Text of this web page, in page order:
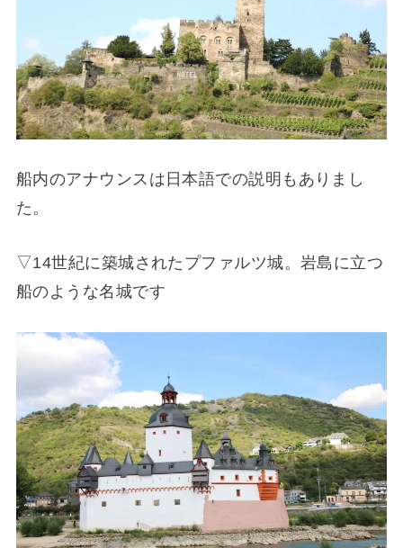
船内のアナウンスは日本語での説明もありまし
た。
▽14世紀に築城されたプファルツ城。岩島に立つ
船のような名城です